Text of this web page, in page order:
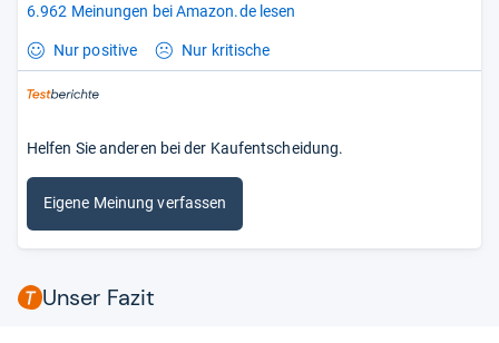
6.962 Meinungen bei Amazon.de lesen
Nur positive Nur kritische
Helfen Sie anderen bei der Kaufentscheidung.
Eigene Meinung verfassen
Unser Fazit